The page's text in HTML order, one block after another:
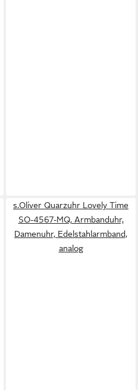
s.Oliver Quarzuhr Lovely Time
SO-4567-MQ, Armbanduhr,
Damenuhr, Edelstahlarmband,
analog